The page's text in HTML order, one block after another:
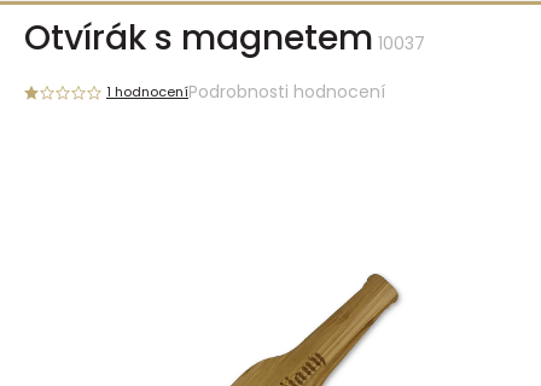
Přejít
obsahOtvírák s magnetem 10037
1 hodnoceníPodrobnosti hodnocení